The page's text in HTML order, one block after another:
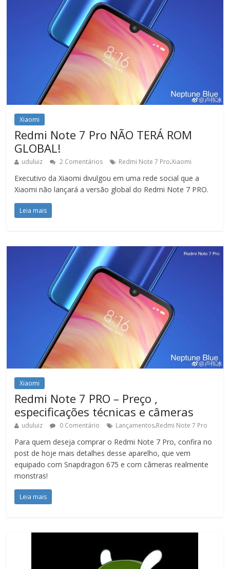
Xiaomi
Redmi Note 7 Pro NÃO TERÁ ROM
GLOBAL!
uduluiz 2 Comentários Redmi Note 7 Pro.Xiaomi
Executivo da Xiaomi divulgou em uma rede social que a
Xiaomi não lançará a versão global do Redmi Note 7 PRO.
Leia mais
Xiaomi
Redmi Note 7 PRO – Preço ,
especificações técnicas e câmeras
uduluiz 0 Comentário Lançamentos.Redmi Note 7 Pro
Para quem deseja comprar o Redmi Note 7 Pro, confira no
post de hoje mais detalhes desse aparelho, que vem
equipado com Snapdragon 675 e com câmeras realmente
monstras!
Leia mais